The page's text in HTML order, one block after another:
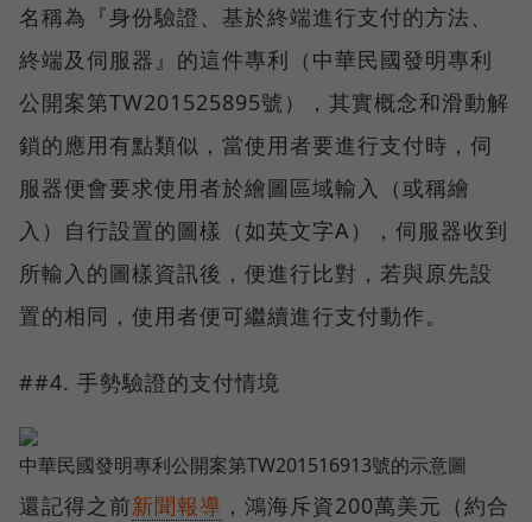
名稱為『身份驗證、基於終端進行支付的方法、
終端及伺服器』的這件專利（中華民國發明專利
公開案第TW201525895號），其實概念和滑動解
鎖的應用有點類似，當使用者要進行支付時，伺
服器便會要求使用者於繪圖區域輸入（或稱繪
入）自行設置的圖樣（如英文字A），伺服器收到
所輸入的圖樣資訊後，便進行比對，若與原先設
置的相同，使用者便可繼續進行支付動作。
##4. 手勢驗證的支付情境
中華民國發明專利公開案第TW201516913號的示意圖
還記得之前新聞報導 ，鴻海斥資200萬美元（約合